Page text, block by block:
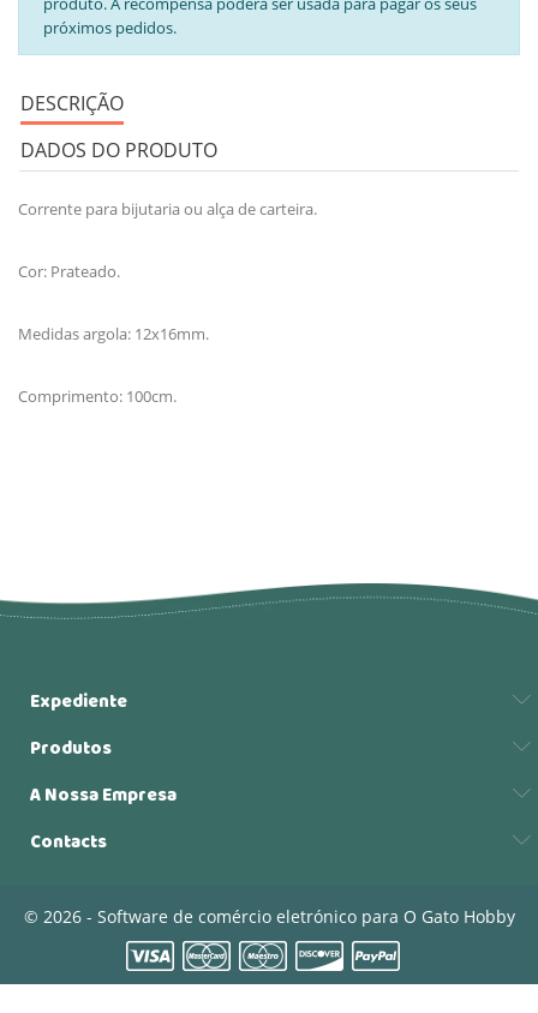
próximos pedidos.
DESCRIÇÃO
DADOS DO PRODUTO
Corrente para bijutaria ou alça de carteira.
Cor: Prateado.
Medidas argola: 12x16mm.
Comprimento: 100cm.
Expediente
Produtos
A Nossa Empresa
Contacts
© 2026 - Software de comércio eletrónico para O Gato Hobby